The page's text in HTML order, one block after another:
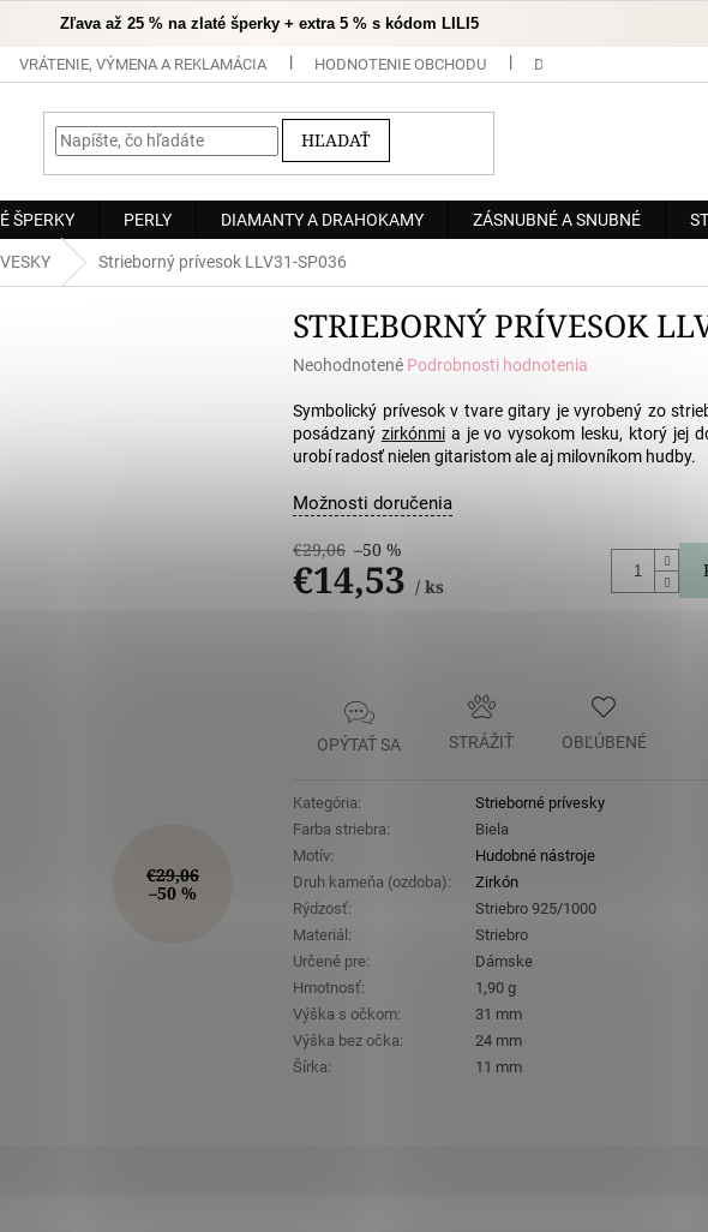
Zľava až 25 % na zlaté šperky + extra 5 % s kódom LILI5
VRÁTENIE, VÝMENA A REKLAMÁCIA HODNOTENIE OBCHODU DOPRAVA A PLATBA
HĽADAŤ
ŠPERKY PERLY DIAMANTY A DRAHOKAMY ZÁSNUBNÉ A SNUBNÉ
Strieborný prívesok LLV31-SP036
€29,06
–50 %
STRIEBORNÝ PRÍVESOK
Priemerné
produktu
je
0,0
5
Neohodnotené Podrobnosti hodnotenia
€29,06 –50 %
€14,53 / ks
Možnosti doručenia
Symbolický prívesok v tvare gitary je vyrobený zo
posádzaný zirkónmia je vo vysokom lesku, ktorý jej
urobí radosť nielen gitaristom ale aj milovníkom hudby.
OPÝTAŤ SA STRÁŽIŤ OBĽÚBENÉ
Kategória:
Strieborné prívesky
Farba striebra:
Biela
Motív:
Hudobné nástroje
Druh kameňa (ozdoba):
Zirkón
Rýdzosť:
Striebro 925/1000
Materiál :
Striebro
Určené pre:
Dámske
Hmotnosť:
1,90 g
Výška s očkom:
31 mm
Výška bez očka:
24 mm
Šírka: 11 mm